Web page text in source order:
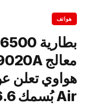
هواتف
Air بُسمك 6.6 ملم